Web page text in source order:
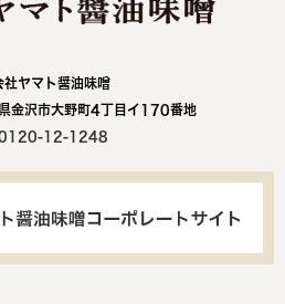
社ヤマト醤油味噌
沢市大野町4丁目イ170番地
12-1248